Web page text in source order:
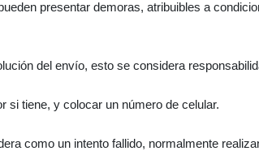
presentar demoras, atribuibles a
del envío, esto se considera
si tiene, y colocar un número de celular.
como un intento fallido, normalmente